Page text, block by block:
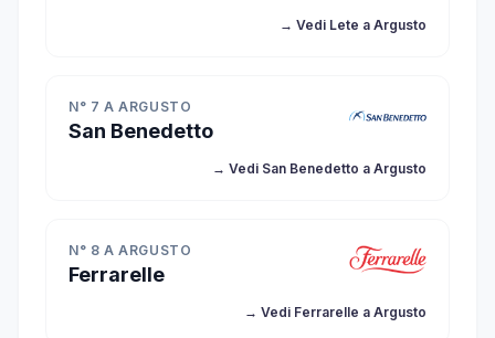
→ Vedi Lete a Argusto
N° 7 A ARGUSTO
San Benedetto
→ Vedi San Benedetto a Argusto
N° 8 A ARGUSTO
Ferrarelle
→ Vedi Ferrarelle a Argusto